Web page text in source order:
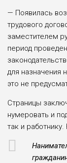
— Появилась
трудового
замести­телем
период
для назначения
это не
Страницы
нумеровать и
так и